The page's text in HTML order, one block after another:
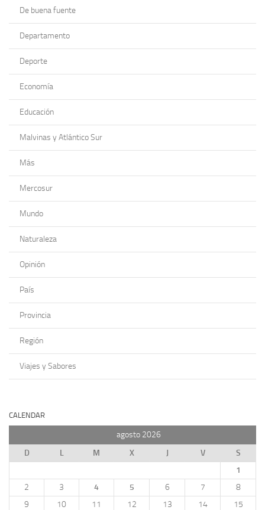
De buena fuente
Departamento
Deporte
Economía
Educación
Malvinas y Atlántico Sur
Más
Mercosur
Mundo
Naturaleza
Opinión
País
Provincia
Región
Viajes y Sabores
CALENDAR
agosto 2026
D
L M X J V
S
1
2
3 4 5 6 7
8
9
10 11 12 13 14
15